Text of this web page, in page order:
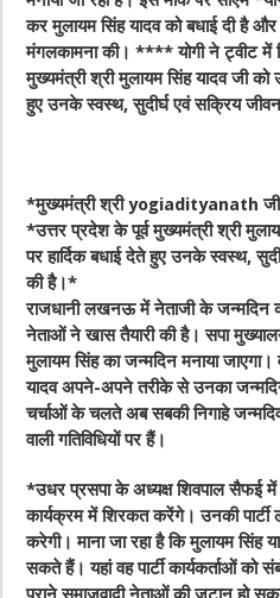
कर मुलायम सिंह यादव को बधाई दी है
मंगलकामना की। **** योगी ने ट्वीट में
मुख्यमंत्री श्री मुलायम सिंह यादव जी को
हुए उनके स्वस्थ, सुदीर्घ एवं सक्रिय
*मुख्यमंत्री श्री yogiadityanath
*उत्तर प्रदेश के पूर्व मुख्यमंत्री श्री
पर हार्दिक बधाई देते हुए उनके स्वस्थ,
की है।*
राजधानी लखनऊ में नेताजी के जन्मदिन
नेताओं ने खास तैयारी की है। सपा
मुलायम सिंह का जन्मदिन मनाया
यादव अपने-अपने तरीके से उनका
चर्चाओं के चलते अब सबकी निगाहे
वाली गतिविधियों पर हैं।
*उधर प्रसपा के अध्यक्ष शिवपाल सैफई में
कार्यक्रम में शिरकत करेंगे। उनकी
करेगी। माना जा रहा है कि मुलायम सिंह
सकते हैं। यहां वह पार्टी कार्यकर्ताओं